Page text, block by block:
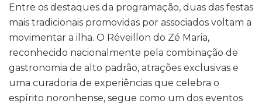
Entre os destaques da programação, duas das festas
mais tradicionais promovidas por associados voltam a
movimentar a ilha. O Réveillon do Zé Maria,
reconhecido nacionalmente pela combinação de
gastronomia de alto padrão, atrações exclusivas e
uma curadoria de experiências que celebra o
espírito noronhense, segue como um dos eventos